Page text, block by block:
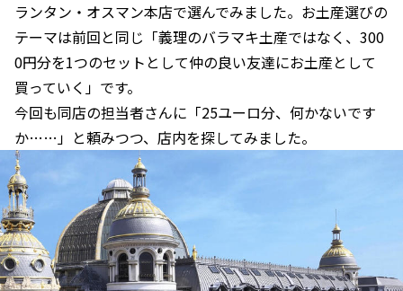
ランタン・オスマン本店で選んでみました。お土産選びの
テーマは前回と同じ「義理のバラマキ土産ではなく、300
0円分を1つのセットとして仲の良い友達にお土産として
買っていく」です。
今回も同店の担当者さんに「25ユーロ分、何かないです
か……」と頼みつつ、店内を探してみました。